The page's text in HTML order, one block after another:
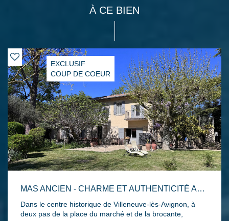
À CE BIEN
EXCLUSIF
COUP DE COEUR
MAS ANCIEN - CHARME ET AUTHENTICITÉ AU COEUR DU VILLAGE
Dans le centre historique de Villeneuve-lès-Avignon, à
deux pas de la place du marché et de la brocante,